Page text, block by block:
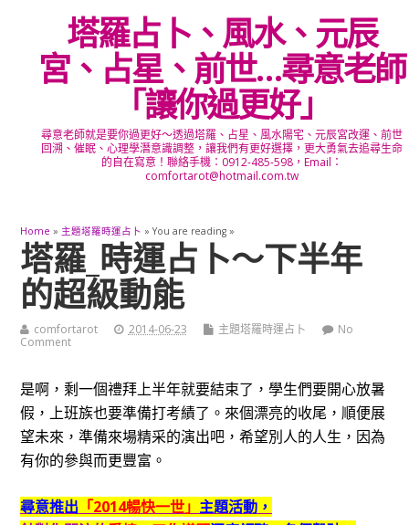
塔羅占卜、風水、元辰
宮、占星、前世…尋意老師
「讓你過更好」
尋意老師就是要你過更好～透過塔羅、占星、風水陽宅、元辰宮改運、前世
回溯、催眠、心理學潛意識調整，讓我們有更好選擇，更大勇氣去追尋生命
的自在寫意！聯絡手機：0912-485-598，Email：
comfortarot@hotmail.com.tw
Home » 主題塔羅時運占卜 » You are reading »
塔羅_時運占卜～下半年
的超級動能
comfortarot 2014-06-23 主題塔羅時運占卜
No
Comment
是啊，剩一個禮拜上半年就要結束了，學生們要開心放暑
假，上班族也要準備打考績了。來個漂亮的收尾，順便展
望未來，準備來場精采的演出吧，希望別人的人生，因為
有你的參與而更豐富。
尋意推出 「2014暢快一世」 主題活動，